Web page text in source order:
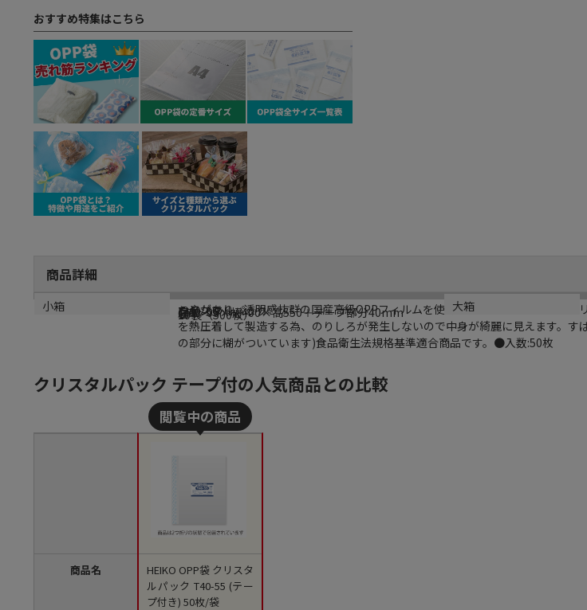
おすすめ特集はこちら
商品詳細
商品説明
つやがあり、透明感抜群の国産高級OPPフィルムを使用したクリスタルパック
を熱圧着して製造する為、のりしろが発生しないので中身が綺麗に見えます。
の部分に糊がついています)食品衛生法規格基準適合商品です。●入数:50枚
メーカー名
シモジマ
ブランド名
シリーズ名
クリスタルパック
メーカー品番
型番
T 40-55
規格
サイズ
厚0．03×幅400×高550＋テープ部分40mm
カラー
材質
OPP
重量
生産国
日本
リサイクル重量
小箱
10袋（500枚）
大箱
クリスタルパック テープ付の人気商品との比較
商品名
HEIKO OPP袋 クリスタ
ルパック T40-55 (テー
プ付き) 50枚/袋